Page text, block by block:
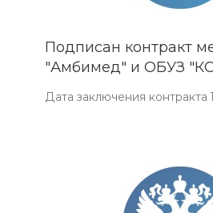
Подписан контракт
"Амбимед" и ОБУЗ
Дата заключения контракта